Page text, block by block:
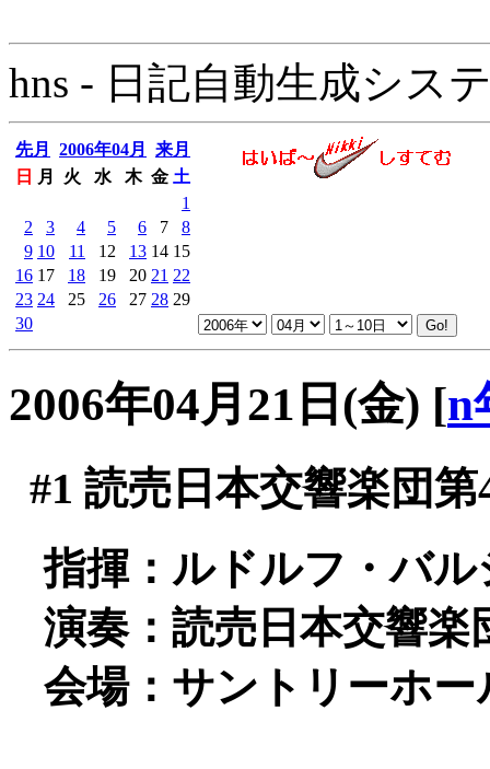
hns - 日記自動生成シス
先月 2006年04月
来月
日
月 火 水 木 金 土
1
2
3 4 5 6 7
8
9 10 11 12 13 14 15
16 17 18 19 20 21 22
23 24 25 26 27 28 29
30
2006年04月21日(金) [n
#1 読売日本交響楽団
指揮：ルドルフ・バル
演奏：読売日本交響楽
会場：サントリーホー